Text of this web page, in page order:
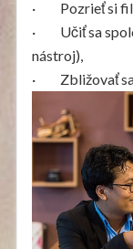
· Pozrieť si
· Učiť sa
nástroj),
· Zbližovať